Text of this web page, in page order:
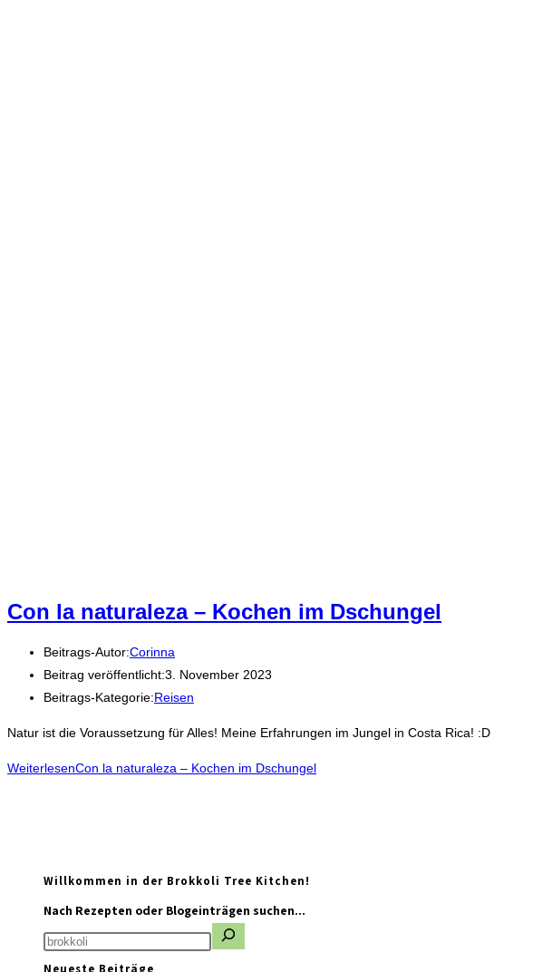
Con la naturaleza – Kochen im Dschungel
Beitrags-Autor:Corinna
Beitrag veröffentlicht:3. November 2023
Beitrags-Kategorie:Reisen
Natur ist die Voraussetzung für Alles! Meine Erfahrungen im Jungel in Costa Rica! :D
WeiterlesenCon la naturaleza – Kochen im Dschungel
Willkommen in der Brokkoli Tree Kitchen!
Nach Rezepten oder Blogeinträgen suchen...
Neueste Beiträge